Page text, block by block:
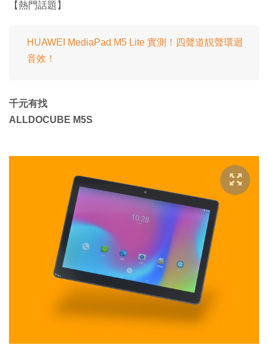
【熱門話題】
HUAWEI MediaPad M5 Lite 實測！四聲道靚聲環迴
音效！
千元有找
ALLDOCUBE M5S